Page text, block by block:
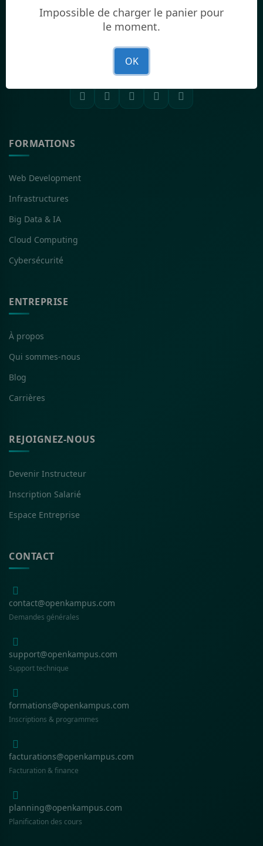
Votre plateforme de formation en ligne. Développez vos
compétences avec des experts et obtenez des certifications
FORMATIONS
Web Development
Infrastructures
Big Data & IA
Cloud Computing
Cybersécurité
ENTREPRISE
À propos
Qui sommes-nous
Blog
Carrières
REJOIGNEZ-NOUS
Devenir Instructeur
Inscription Salarié
Espace Entreprise
CONTACT
contact@openkampus.com
Demandes générales
support@openkampus.com
Support technique
formations@openkampus.com
Inscriptions & programmes
facturations@openkampus.com
Facturation & finance
planning@openkampus.com
Planification des cours
Impossible de charger le panier pour
le moment.
OK